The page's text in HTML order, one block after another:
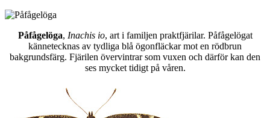
Påfågelöga, Inachis io, art i familjen praktfjärilar. Påfågelögat
kännetecknas av tydliga blå ögonfläckar mot en rödbrun
bakgrundsfärg. Fjärilen övervintrar som vuxen och därför kan den
ses mycket tidigt på våren.